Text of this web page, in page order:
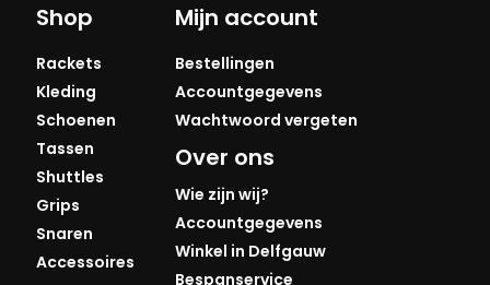
Shop
Rackets
Kleding
Schoenen
Tassen
Shuttles
Grips
Snaren
Accessoires
Mijn account
Bestellingen
Accountgegevens
Wachtwoord vergeten
Over ons
Wie zijn wij?
Accountgegevens
Winkel in Delfgauw
Bespanservice